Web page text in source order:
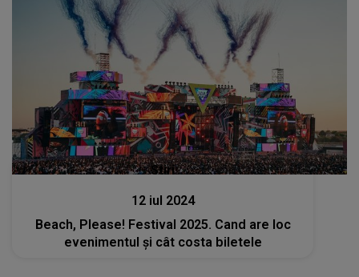
Stiri
12 iul 2024
Beach, Please! Festival 2025. Cand are loc
evenimentul și cât costa biletele